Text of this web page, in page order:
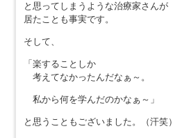
と思ってしまうような治療家さんが
居たことも事実です。
そして、
「楽することしか
考えてなかったんだなぁ～。
私から何を学んだのかなぁ～」
と思うこともございました。（汗笑）